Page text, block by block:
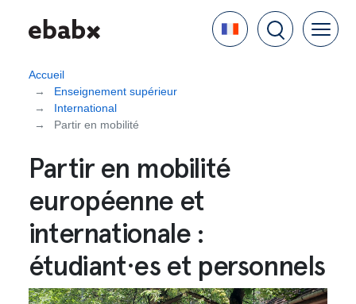
contenu
Language
Accueil
Enseignement supérieur
International
Partir en mobilité
Partir en mobilité
européenne et
internationale :
étudiant·es et personnels